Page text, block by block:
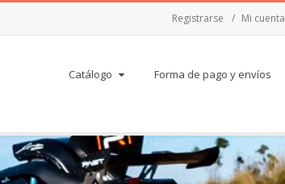
Registrarse Mi cuenta
Catálogo Forma de pago y envíos